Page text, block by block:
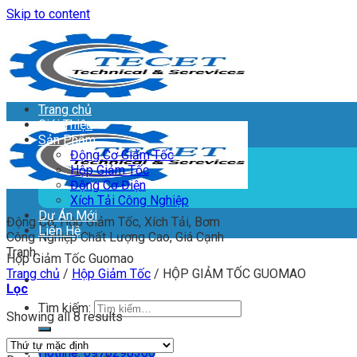
Skip to content
Động Cơ, Hộp Giảm Tốc, Xích Tải, Bơm
Công Nghiệp Chất Lượng Cao, Giá Cạnh
Tranh
Tìm kiếm:
Hotline: 0978298366
Trang chủ
Giới Thiệu
Sản Phẩm
Động Cơ Giảm Tốc
Hộp Giảm Tốc
Động Cơ Điện
Xích Tải Công Nghiệp
Dự Án Mới
Liên Hệ
Hộp Giảm Tốc Guomao
Trang chủ / Hộp Giảm Tốc / HỘP GIẢM TỐC GUOMAO
Lọc
Showing all 8 results